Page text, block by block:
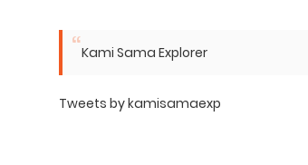
Kami Sama Explorer
Tweets by kamisamaexp